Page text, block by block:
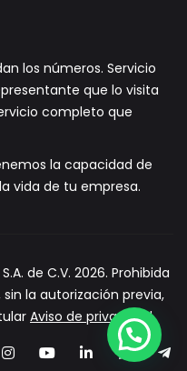
los números. Servicio
que lo visita
completo que
la capacidad de
vida de tu empresa.
S.A. de C.V. 2026. Prohibida
la autorización previa,
Aviso de privacidad